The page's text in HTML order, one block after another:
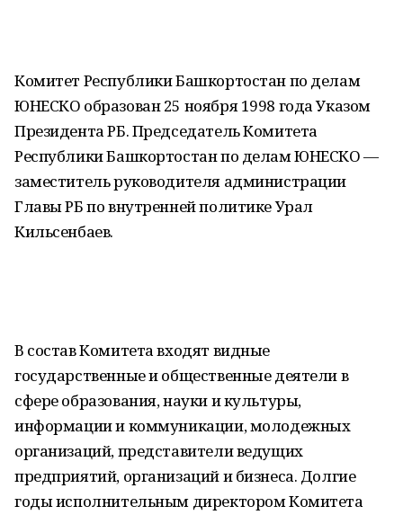
Комитет Республики Башкортостан по делам
ЮНЕСКО образован 25 ноября 1998 года Указом
Президента РБ. Председатель Комитета
Республики Башкортостан по делам ЮНЕСКО —
заместитель руководителя администрации
Главы РБ по внутренней политике Урал
Кильсенбаев.
В состав Комитета входят видные
государственные и общественные деятели в
сфере образования, науки и культуры,
информации и коммуникации, молодежных
организаций, представители ведущих
предприятий, организаций и бизнеса. Долгие
годы исполнительным директором Комитета